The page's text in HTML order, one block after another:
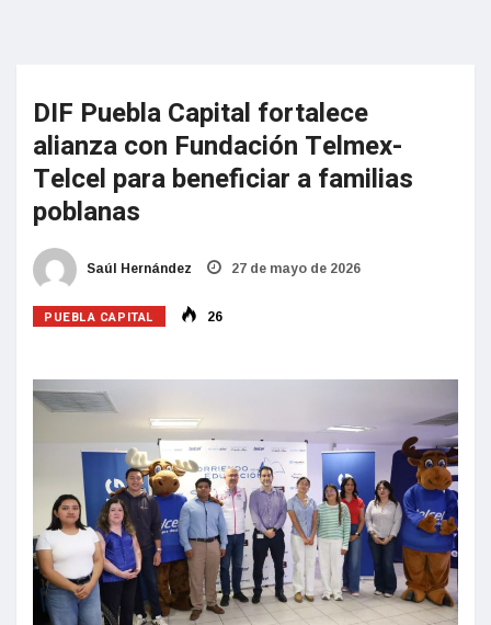
DIF Puebla Capital fortalece
alianza con Fundación Telmex-
Telcel para beneficiar a familias
poblanas
Saúl Hernández 27 de mayo de 2026
PUEBLA CAPITAL 26